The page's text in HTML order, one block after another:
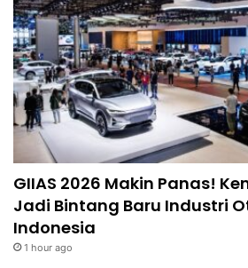
GIIAS 2026 Makin Panas!
Jadi Bintang Baru Industri
Indonesia
1 hour ago